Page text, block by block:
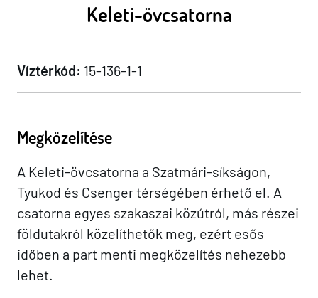
Keleti-övcsatorna
Víztérkód: 15-136-1-1
Megközelítése
A Keleti-övcsatorna a Szatmári-síkságon,
Tyukod és Csenger térségében érhető el. A
csatorna egyes szakaszai közútról, más részei
földutakról közelíthetők meg, ezért esős
időben a part menti megközelítés nehezebb
lehet.